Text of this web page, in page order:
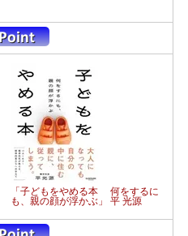
「子どもをやめる本 何をするに
も、親の顔が浮かぶ」 平 光源